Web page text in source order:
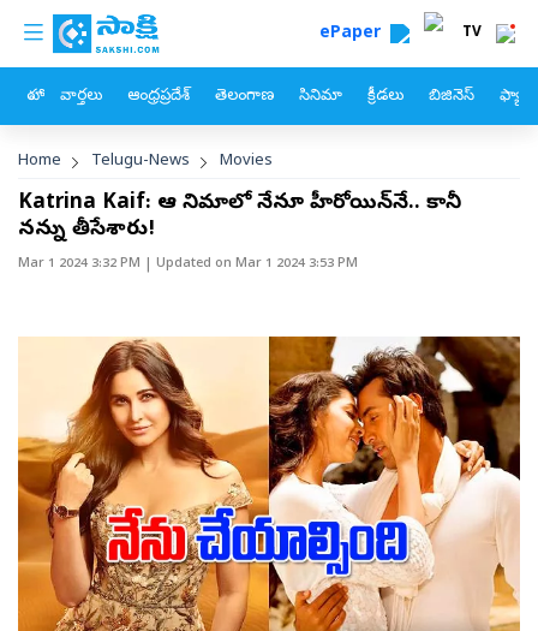
Skip to main content
custom menu ePaper TV
హోం వార్తలు ఆంధ్రప్రదేశ్ తెలంగాణ సినిమా క్రీడలు బిజినెస్
Breadcrumb
Home Telugu-News Movies
Katrina Kaif: ఆ సినిమాలో నేనూ హీరోయిన్‌నే.. కానీ
నన్ను తీసేశారు!
Mar 1 2024 3:32 PM | Updated on Mar 1 2024 3:53 PM